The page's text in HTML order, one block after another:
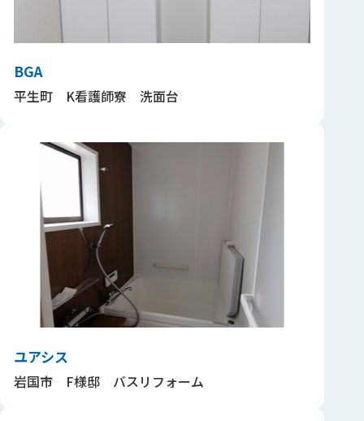
BGA
平生町 K看護師寮 洗面台
ユアシス
岩国市 F様邸 バスリフォーム